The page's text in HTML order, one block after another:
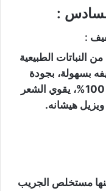
:
النباتات الطبيعية
بسهولة، بجودة
عالية، آمن على الشعر المصبوغ، نباتي 100%، يقوي الشعر
ويزيل هيشانه.
مستخلص الجريب